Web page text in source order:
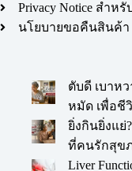
Privacy Notice สำห
นโยบายขอคืนสินค้า
ตับดี เบาห
หมัด เพื่อชี
ยิ่งกินยิ่งแย่
ที่คนรักสุข
Liver